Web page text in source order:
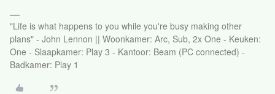
"Life is what happens to you while you're busy making other
plans" - John Lennon || Woonkamer: Arc, Sub, 2x One - Keuken:
One - Slaapkamer: Play 3 - Kantoor: Beam (PC connected) -
Badkamer: Play 1